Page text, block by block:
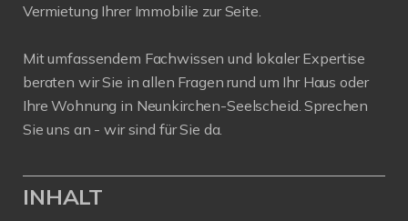
Vermietung Ihrer Immobilie zur Seite.
Mit umfassendem Fachwissen und lokaler Expertise
beraten wir Sie in allen Fragen rund um Ihr Haus oder
Ihre Wohnung in Neunkirchen-Seelscheid. Sprechen
Sie uns an - wir sind für Sie da.
INHALT